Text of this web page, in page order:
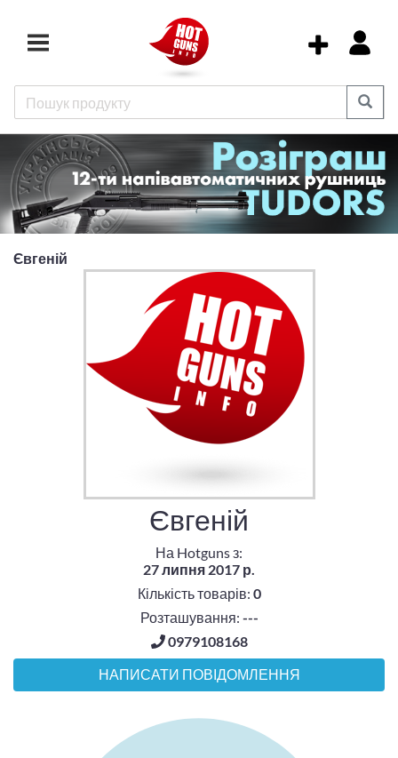
Євгеній
Євгеній
На Hotguns з:
27 липня 2017 р.
Кількість товарів: 0
Розташування: ---
0979108168
НАПИСАТИ ПОВІДОМЛЕННЯ